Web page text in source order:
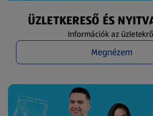
ÜZLETKERESŐ ÉS
Információk az
Megnézem